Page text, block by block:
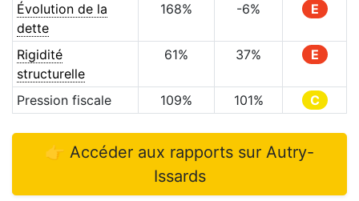
Évolution de la
dette
168% -6% E
Rigidité
structurelle
61% 37% E
Pression fiscale 109% 101% C
👉 Accéder aux rapports sur Autry-
Issards